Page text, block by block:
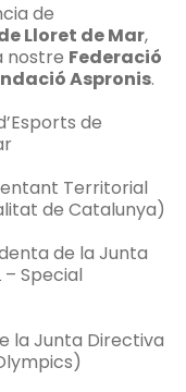
de
Lloret de Mar,
nostre Federació
Aspronis.
de
Territorial
de Catalunya)
de la Junta
– Special
la Junta Directiva